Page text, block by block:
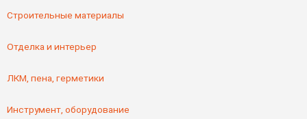
Строительные материалы
Отделка и интерьер
ЛКМ, пена, герметики
Инструмент, оборудование